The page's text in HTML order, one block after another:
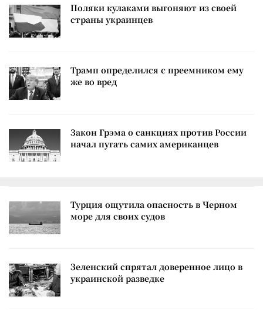
Поляки кулаками выгоняют из своей
страны украинцев
Трамп определился с преемником ему
же во вред
Закон Грэма о санкциях против России
начал пугать самих американцев
Турция ощутила опасность в Черном
море для своих судов
Зеленский спрятал доверенное лицо в
украинской разведке